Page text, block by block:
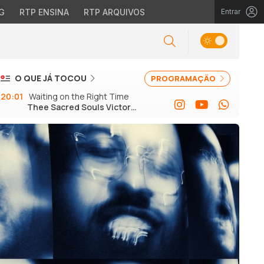
RTP ENSINA RTP ARQUIVOS Entrar
PROGRAMAÇÃO
O QUE JÁ TOCOU
20:01 Waiting on the Right Time
Thee Sacred Souls Victor